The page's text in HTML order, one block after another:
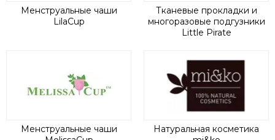
Менструальные чаши
LilaCup
Тканевые прокладки и
многоразовые подгузники
Little Pirate
Менструальные чаши
Натуральная косметика